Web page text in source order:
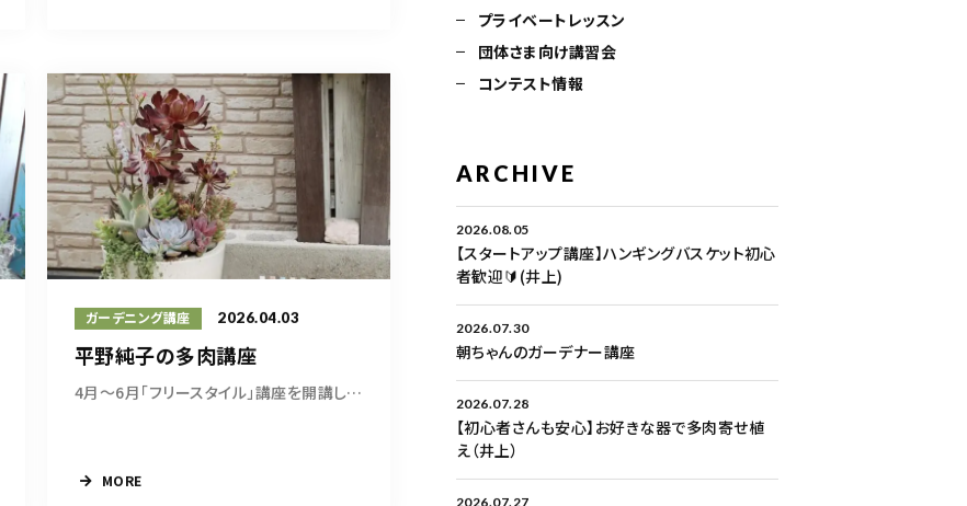
ガーデニング講座 2026.04.03
平野純子の多肉講座
4月～6月「フリースタイル」講座を開講しており...
MORE
プライベートレッスン
団体さま向け講習会
コンテスト情報
ARCHIVE
2026.08.05
【スタートアップ講座】ハンギングバスケット初心
者歓迎🔰(井上)
2026.07.30
朝ちゃんのガーデナー講座
2026.07.28
【初心者さんも安心】お好きな器で多肉寄せ植
え（井上）
2026.07.27